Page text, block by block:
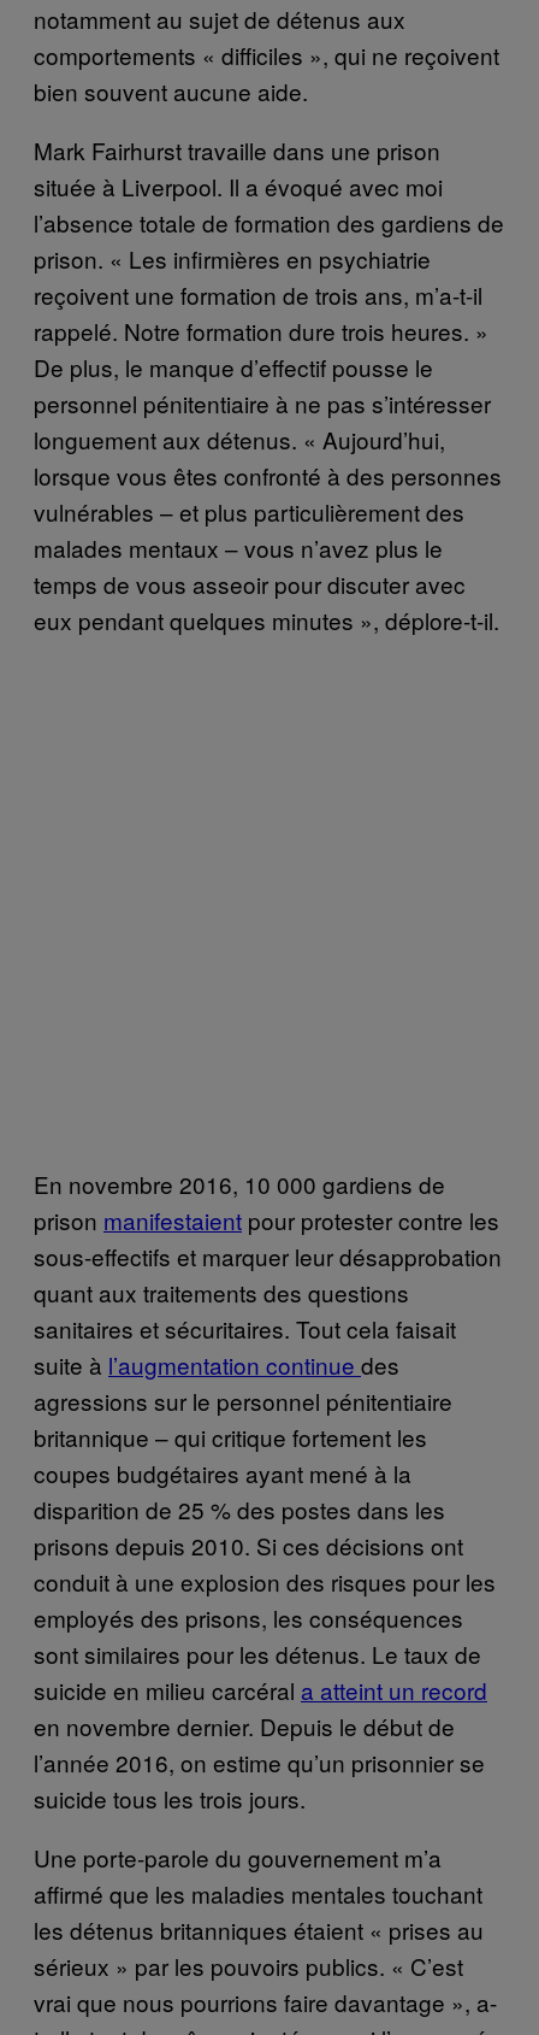
notamment au sujet de détenus aux
comportements « difficiles », qui ne reçoivent
bien souvent aucune aide.
Mark Fairhurst travaille dans une prison
située à Liverpool. Il a évoqué avec moi
l’absence totale de formation des gardiens de
prison. « Les infirmières en psychiatrie
reçoivent une formation de trois ans, m’a-t-il
rappelé. Notre formation dure trois heures. »
De plus, le manque d’effectif pousse le
personnel pénitentiaire à ne pas s’intéresser
longuement aux détenus. « Aujourd’hui,
lorsque vous êtes confronté à des personnes
vulnérables – et plus particulièrement des
malades mentaux – vous n’avez plus le
temps de vous asseoir pour discuter avec
eux pendant quelques minutes », déplore-t-il.
En novembre 2016, 10 000 gardiens de
prison manifestaient pour protester contre les
sous-effectifs et marquer leur désapprobation
quant aux traitements des questions
sanitaires et sécuritaires. Tout cela faisait
suite à l’augmentation continue des
agressions sur le personnel pénitentiaire
britannique – qui critique fortement les
coupes budgétaires ayant mené à la
disparition de 25 % des postes dans les
prisons depuis 2010. Si ces décisions ont
conduit à une explosion des risques pour les
employés des prisons, les conséquences
sont similaires pour les détenus. Le taux de
suicide en milieu carcéral a atteint un record
en novembre dernier. Depuis le début de
l’année 2016, on estime qu’un prisonnier se
suicide tous les trois jours.
Une porte-parole du gouvernement m’a
affirmé que les maladies mentales touchant
les détenus britanniques étaient « prises au
sérieux » par les pouvoirs publics. « C’est
vrai que nous pourrions faire davantage », a-